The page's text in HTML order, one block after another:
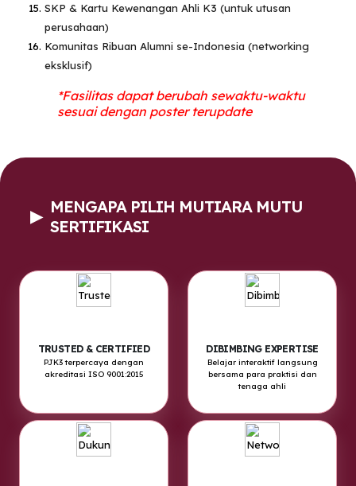
SKP & Kartu Kewenangan Ahli K3 (untuk utusan
perusahaan)
Komunitas Ribuan Alumni se-Indonesia (networking
eksklusif)
*Fasilitas dapat berubah sewaktu-waktu
sesuai dengan poster terupdate
▶ MENGAPA PILIH MUTIARA MUTU
SERTIFIKASI
TRUSTED & CERTIFIED
PJK3 terpercaya dengan
akreditasi ISO 9001:2015
DIBIMBING EXPERTISE
Belajar interaktif langsung
bersama para praktisi dan
tenaga ahli